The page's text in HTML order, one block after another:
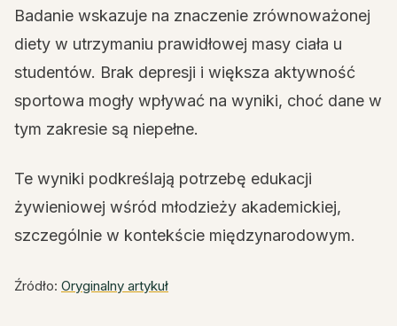
Badanie wskazuje na znaczenie zrównoważonej
diety w utrzymaniu prawidłowej masy ciała u
studentów. Brak depresji i większa aktywność
sportowa mogły wpływać na wyniki, choć dane w
tym zakresie są niepełne.
Te wyniki podkreślają potrzebę edukacji
żywieniowej wśród młodzieży akademickiej,
szczególnie w kontekście międzynarodowym.
Źródło: Oryginalny artykuł